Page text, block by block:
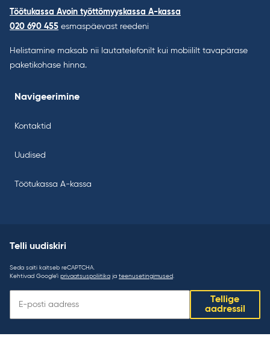
Töötukassa Avoin työttömyyskassa A-kassa
020 690 455 esmaspäevast reedeni
Helistamine maksab nii lautatelefonilt kui mobiililt tavapärase
paketikohase hinna.
Navigeerimine
Kontaktid
Uudised
Töötukassa A-kassa
Telli uudiskiri
Seda saiti kaitseb reCAPTCHA.
Kehtivad Google’i privaatsuspoliitika ja teenusetingimused.
uudiskiri:
Tellige
aadressil